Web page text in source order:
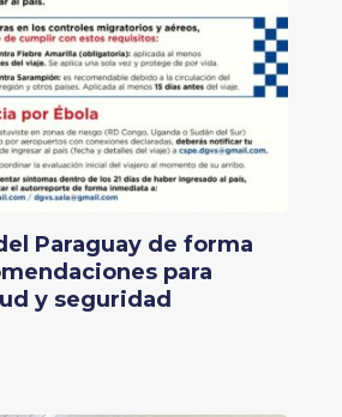
Paraguay de forma
para
y seguridad